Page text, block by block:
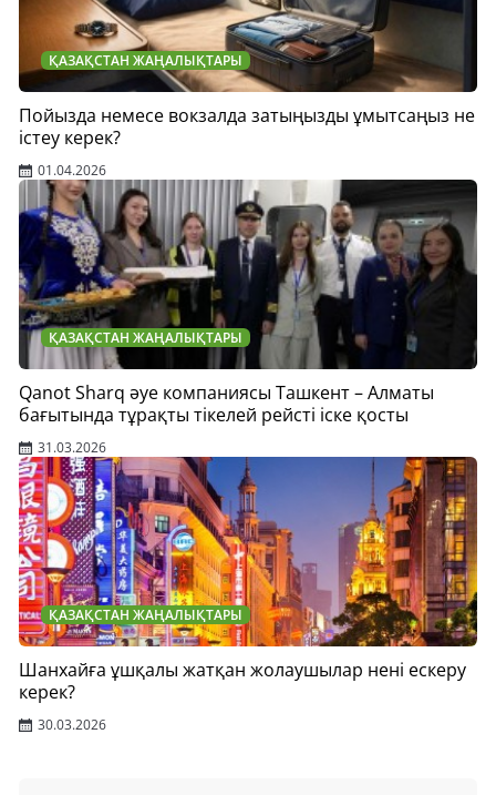
ҚАЗАҚСТАН ЖАҢАЛЫҚТАРЫ
Пойызда немесе вокзалда затыңызды ұмытсаңыз не
істеу керек?
01.04.2026
ҚАЗАҚСТАН ЖАҢАЛЫҚТАРЫ
Qanot Sharq әуе компаниясы Ташкент – Алматы
бағытында тұрақты тікелей рейсті іске қосты
31.03.2026
ҚАЗАҚСТАН ЖАҢАЛЫҚТАРЫ
Шанхайға ұшқалы жатқан жолаушылар нені ескеру
керек?
30.03.2026